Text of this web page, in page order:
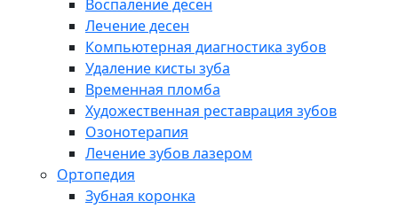
Воспаление десен
Лечение десен
Компьютерная диагностика зубов
Удаление кисты зуба
Временная пломба
Художественная реставрация зубов
Озонотерапия
Лечение зубов лазером
Ортопедия
Зубная коронка